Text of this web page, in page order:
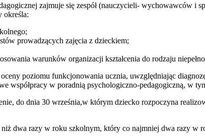
zajmuje się zespół (nauczycieli- wychowawców i
określa:
prowadzących zajęcia z dzieckiem;
warunków organizacji kształcenia do rodzaju
poziomu funkcjonowania ucznia, uwzględniając
współpracy w poradnią psychologiczno-pedagogiczną, w
do dnia 30 września,w którym dziecko rozpoczyna
niż dwa razy w roku szkolnym, który co najmniej dwa razy